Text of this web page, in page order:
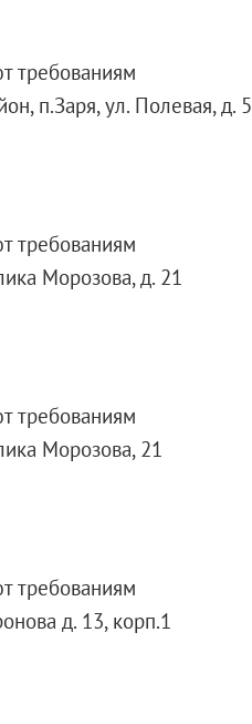
требованиям
п.Заря, ул. Полевая, д. 5
требованиям
Морозова, д. 21
требованиям
Морозова, 21
требованиям
д. 13, корп.1